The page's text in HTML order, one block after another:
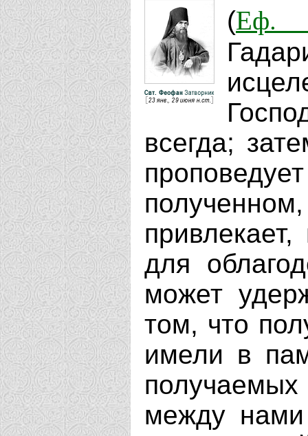
(Еф.
всегда;
для
может
том, что
имели в
между